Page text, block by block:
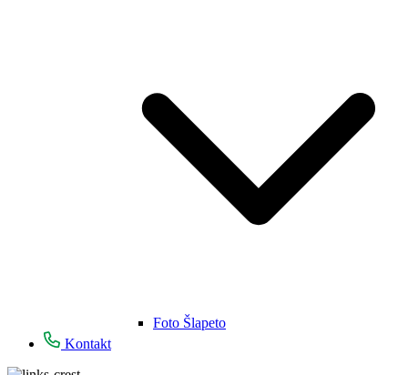
Foto Šlapeto
Kontakt